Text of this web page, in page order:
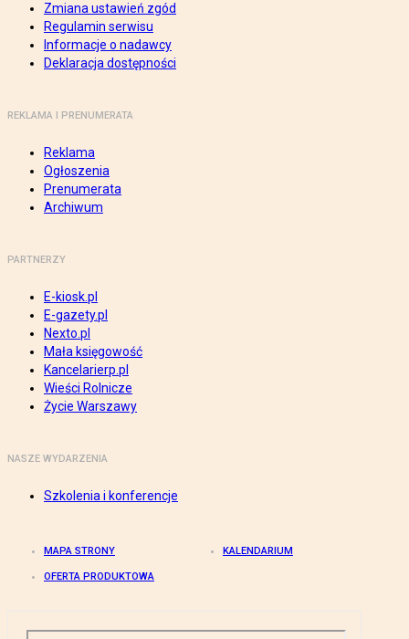
Zmiana ustawień zgód
Regulamin serwisu
Informacje o nadawcy
Deklaracja dostępności
REKLAMA I PRENUMERATA
Reklama
Ogłoszenia
Prenumerata
Archiwum
PARTNERZY
E-kiosk.pl
E-gazety.pl
Nexto.pl
Mała księgowość
Kancelarierp.pl
Wieści Rolnicze
Życie Warszawy
NASZE WYDARZENIA
Szkolenia i konferencje
MAPA STRONY KALENDARIUM
OFERTA PRODUKTOWA